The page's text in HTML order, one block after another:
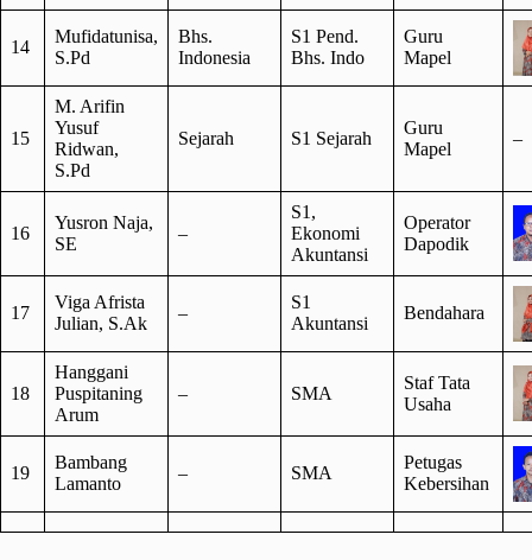
14
Mufidatunisa,
S.Pd
Bhs.
Indonesia
S1 Pend.
Bhs. Indo
Guru
Mapel
15
M. Arifin
Yusuf
Ridwan,
S.Pd
Sejarah S1 Sejarah
Guru
Mapel
–
16
Yusron Naja,
SE
–
S1,
Ekonomi
Akuntansi
Operator
Dapodik
17
Viga Afrista
Julian, S.Ak
–
S1
Akuntansi
Bendahara
18
Hanggani
Puspitaning
Arum
– SMA
Staf Tata
Usaha
19
Bambang
Lamanto
– SMA
Petugas
Kebersihan